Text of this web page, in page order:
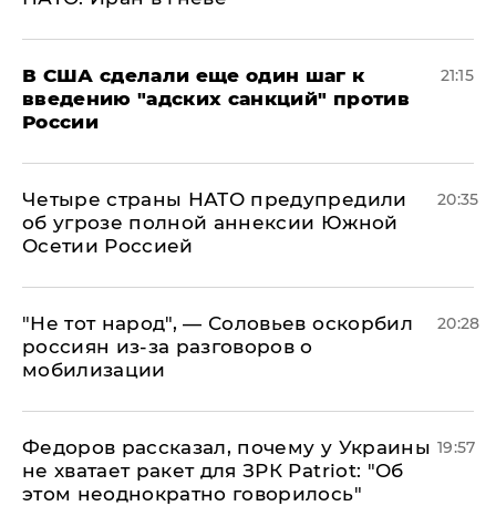
В США сделали еще один шаг к
введению "адских санкций" против
России
21:15
Четыре страны НАТО предупредили
об угрозе полной аннексии Южной
Осетии Россией
20:35
​"Не тот народ", — Соловьев оскорбил
россиян из-за разговоров о
мобилизации
20:28
Федоров рассказал, почему у Украины
не хватает ракет для ЗРК Patriot: "Об
этом неоднократно говорилось"
19:57